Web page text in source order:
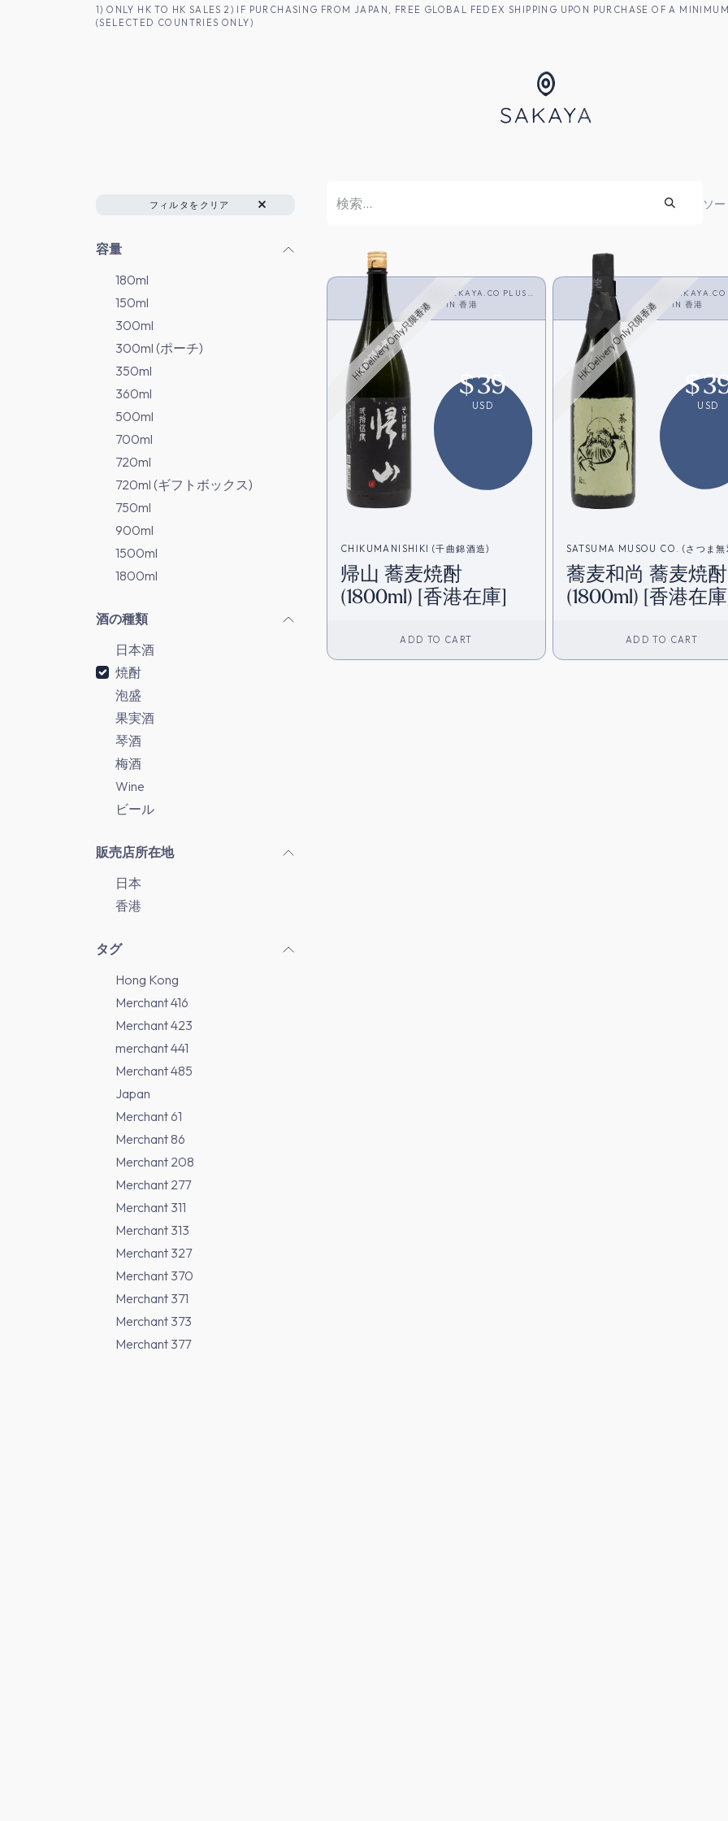
コンテンツへスキップ1) ONLY HK TO HK SALES 2) IF PURCHASING FROM JAPAN, FREE GLOBAL FEDEX SHIPPING UPON PURCHASE OF A
(SELECTED COUNTRIES ONLY)
フィルタをクリア
容量
180ml
150ml
300ml
300ml (ポーチ)
350ml
360ml
500ml
700ml
720ml
720ml (ギフトボックス)
750ml
900ml
1500ml
1800ml
酒の種類
日本酒
焼酎
泡盛
果実酒
琴酒
梅酒
Wine
ビール
販売店所在地
日本
香港
タグ
Hong Kong
Merchant 416
Merchant 423
merchant 441
Merchant 485
Japan
Merchant 61
Merchant 86
Merchant 208
Merchant 277
Merchant 311
Merchant 313
Merchant 327
Merchant 370
Merchant 371
Merchant 373
Merchant 377
ソー
SAKAYA.CO PLUS
<SHOCHU>
IN香港
HK Delivery Only只限香港
$39
USD
CHIKUMANISHIKI (千曲錦酒造)
帰山 蕎麦焼酎
(1800ml) [香港在庫]
ADD TO CART
<SHOCHU>
IN 香港
HK Delivery Only只限香港
$
USD
SATSUMA MUSOU CO. (さつま無
蕎麦和尚 蕎麦焼酎
(1800ml) [香港在
ADD TO CART